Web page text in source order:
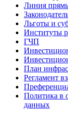
Линия
Льготы и
Институты
ГЧП
План
Регламент
Политика в
данных